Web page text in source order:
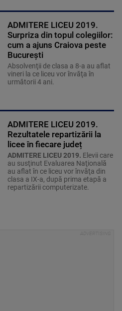
ADMITERE LICEU 2019.
Surpriza din topul colegiilor:
cum a ajuns Craiova peste
Bucureşti
Absolvenţii de clasa a 8-a au aflat
vineri la ce liceu vor învăţa în
următorii 4 ani.
ADMITERE LICEU 2019.
Rezultatele repartizării la
licee în fiecare județ
ADMITERE LICEU 2019. Elevii care
au susţinut Evaluarea Naţională
au aflat în ce liceu vor învăţa din
clasa a IX-a, după prima etapă a
repartizării computerizate.